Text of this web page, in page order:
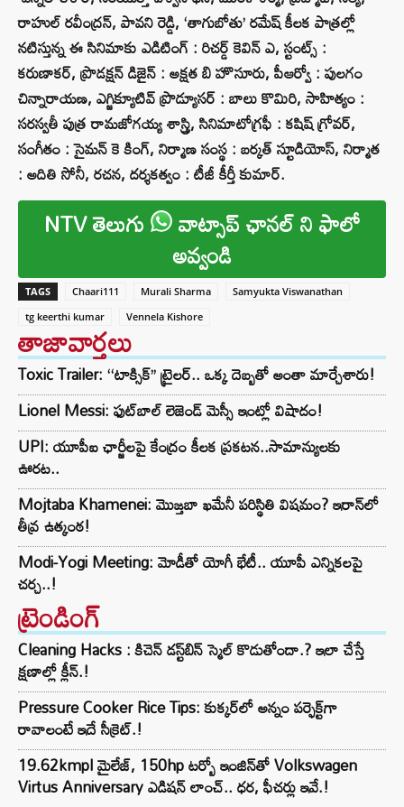
రాహుల్ రవీంద్రన్, పావని రెడ్డి, ‘తాగుబోతు’ రమేష్ కీలక పాత్రల్లో
నటిస్తున్న ఈ సినిమాకు ఎడిటింగ్ : రిచర్డ్ కెవిన్ ఎ, స్టంట్స్ :
కరుణాకర్, ప్రొడక్షన్ డిజైన్ : అక్షత బి హొసూరు, పీఆర్వో : పులగం
చిన్నారాయణ, ఎగ్జిక్యూటివ్ ప్రొడ్యూసర్ : బాలు కొమిరి, సాహిత్యం :
సరస్వతీ పుత్ర రామజోగయ్య శాస్త్రి, సినిమాటోగ్రఫీ : కషిష్ గ్రోవర్,
సంగీతం : సైమన్ కె కింగ్, నిర్మాణ సంస్థ : బర్కత్ స్టూడియోస్, నిర్మాత
: అదితి సోనీ, రచన, దర్శకత్వం : టీజీ కీర్తీ కుమార్.
NTV తెలుగు వాట్సాప్ ఛానల్ ని ఫాలో
అవ్వండి
TAGS Chaari111 Murali Sharma
Samyukta Viswanathan
tg keerthi kumar
Vennela Kishore
తాజావార్తలు
Toxic Trailer: ‘‘టాక్సిక్’’ ట్రైలర్.. ఒక్క దెబ్బతో అంతా మార్చేశారు!
Lionel Messi: ఫుట్‌బాల్ లెజెండ్ మెస్సీ ఇంట్లో విషాదం!
UPI: యూపీఐ ఛార్జీలపై కేంద్రం కీలక ప్రకటన..సామాన్యులకు
ఊరట..
Mojtaba Khamenei: మొజ్తబా ఖమేనీ పరిస్థితి విషమం? ఇరాన్‌లో
తీవ్ర ఉత్కంఠ!
Modi-Yogi Meeting: మోడీతో యోగీ భేటీ.. యూపీ ఎన్నికలపై
చర్చ..!
ట్రెండింగ్‌
Cleaning Hacks : కిచెన్ డస్ట్‌బిన్ స్మెల్ కొడుతోందా.? ఇలా చేస్తే
క్షణాల్లో క్లీన్.!
Pressure Cooker Rice Tips: కుక్కర్‌లో అన్నం పర్ఫెక్ట్‌గా
రావాలంటే ఇదే సీక్రెట్.!
19.62kmpl మైలేజ్, 150hp టర్బో ఇంజిన్‌తో Volkswagen
Virtus Anniversary ఎడిషన్ లాంచ్.. ధర, ఫీచర్లు ఇవే.!